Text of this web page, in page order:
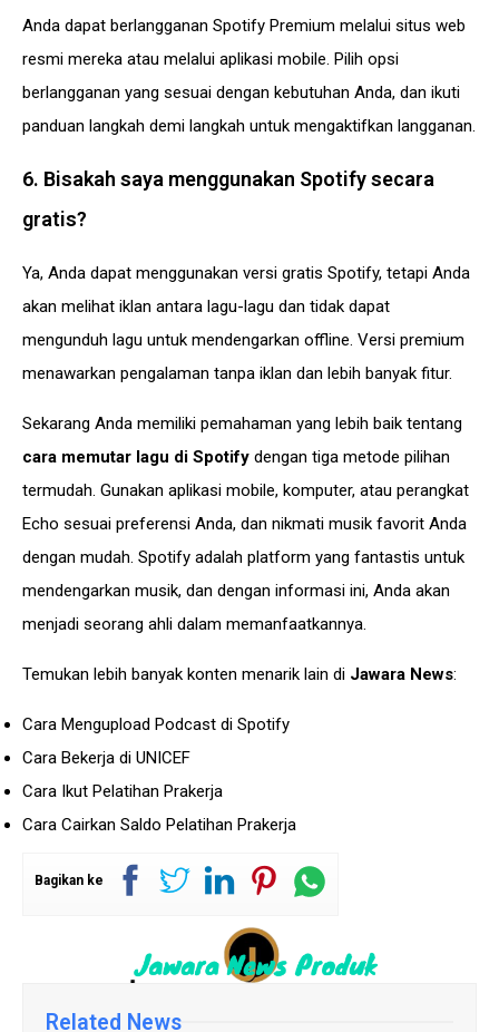
Anda dapat berlangganan Spotify Premium melalui situs web
resmi mereka atau melalui aplikasi mobile. Pilih opsi
berlangganan yang sesuai dengan kebutuhan Anda, dan ikuti
panduan langkah demi langkah untuk mengaktifkan langganan.
6. Bisakah saya menggunakan Spotify secara
gratis?
Ya, Anda dapat menggunakan versi gratis Spotify, tetapi Anda
akan melihat iklan antara lagu-lagu dan tidak dapat
mengunduh lagu untuk mendengarkan offline. Versi premium
menawarkan pengalaman tanpa iklan dan lebih banyak fitur.
Sekarang Anda memiliki pemahaman yang lebih baik tentang
cara memutar lagu di Spotify dengan tiga metode pilihan
termudah. Gunakan aplikasi mobile, komputer, atau perangkat
Echo sesuai preferensi Anda, dan nikmati musik favorit Anda
dengan mudah. Spotify adalah platform yang fantastis untuk
mendengarkan musik, dan dengan informasi ini, Anda akan
menjadi seorang ahli dalam memanfaatkannya.
Temukan lebih banyak konten menarik lain di Jawara News:
Cara Mengupload Podcast di Spotify
Cara Bekerja di UNICEF
Cara Ikut Pelatihan Prakerja
Cara Cairkan Saldo Pelatihan Prakerja
Bagikan ke
Related News